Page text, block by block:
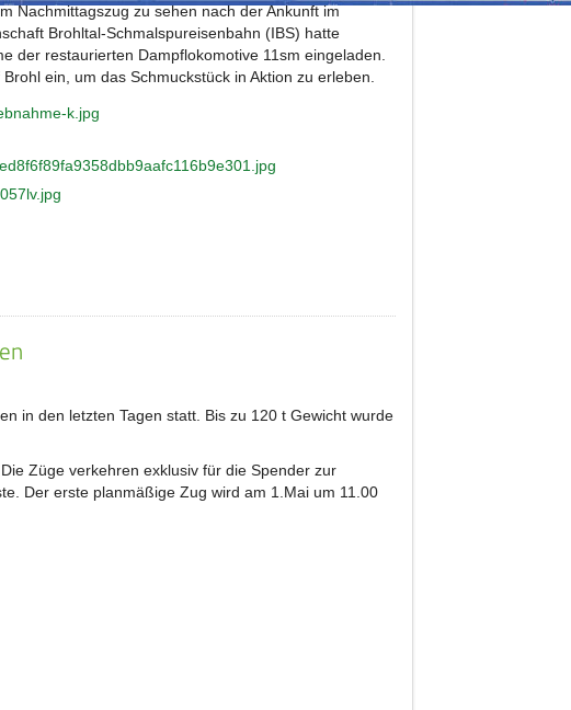
Nachmittagszug zu sehen nach der Ankunft im
Brohltal-Schmalspureisenbahn (IBS) hatte
der restaurierten Dampflokomotive 11sm eingeladen.
ein, um das Schmuckstück in Aktion zu erleben.
in den letzten Tagen statt. Bis zu 120 t Gewicht wurde
Züge verkehren exklusiv für die Spender zur
Der erste planmäßige Zug wird am 1.Mai um 11.00